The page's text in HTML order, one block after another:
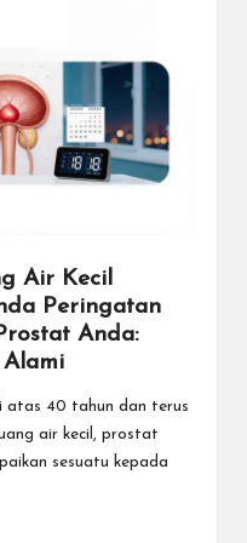
Air Kecil
Peringatan
Anda:
atas 40 tahun dan terus
air kecil, prostat
sesuatu kepada